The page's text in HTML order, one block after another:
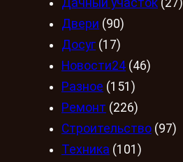
Двери (90)
Досуг (17)
Новости24 (46)
Разное (151)
Ремонт (226)
Строительство (97)
Техника (101)